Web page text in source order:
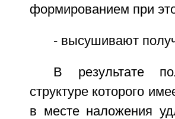
формированием при
- высушивают
В результате
структуре которого
в месте наложения